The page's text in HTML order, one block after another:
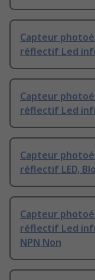
Capteur
réflectif Led
Capteur
réflectif Led
Capteur
réflectif LED,
Capteur
réflectif Led
NPN Non